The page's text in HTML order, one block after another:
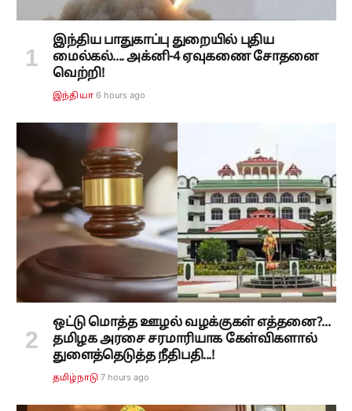
இந்திய பாதுகாப்பு துறையில் புதிய
மைல்கல்.... அக்னி-4 ஏவுகணை சோதனை
வெற்றி!
இந்தியா 6 hours ago
ஒட்டு மொத்த ஊழல் வழக்குகள் எத்தனை?...
தமிழக அரசை சரமாரியாக கேள்விகளால்
துளைத்தெடுத்த நீதிபதி...!
தமிழ்நாடு 7 hours ago